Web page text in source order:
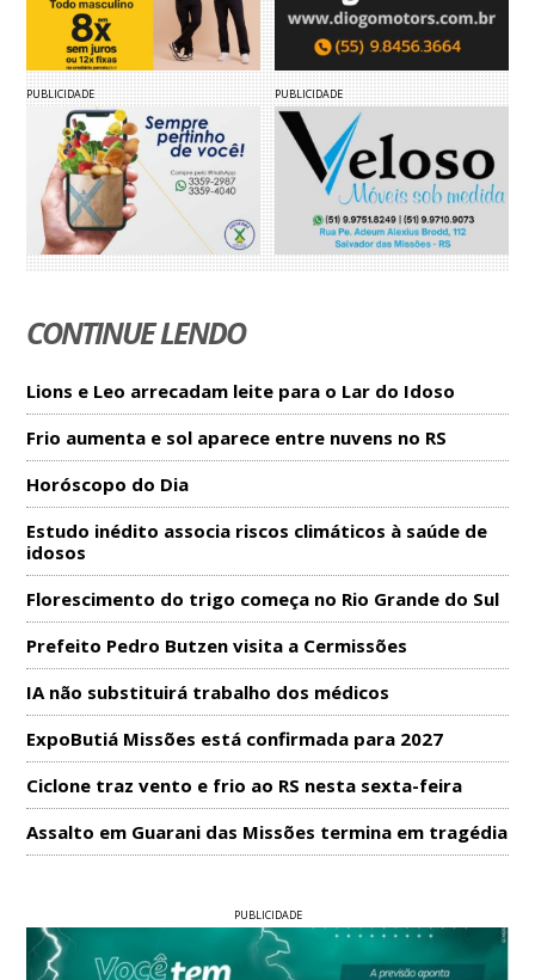
PUBLICIDADE PUBLICIDADE
CONTINUE LENDO
Lions e Leo arrecadam leite para o Lar do Idoso
Frio aumenta e sol aparece entre nuvens no RS
Horóscopo do Dia
Estudo inédito associa riscos climáticos à saúde de
idosos
Florescimento do trigo começa no Rio Grande do Sul
Prefeito Pedro Butzen visita a Cermissões
IA não substituirá trabalho dos médicos
ExpoButiá Missões está confirmada para 2027
Ciclone traz vento e frio ao RS nesta sexta-feira
Assalto em Guarani das Missões termina em tragédia
PUBLICIDADE